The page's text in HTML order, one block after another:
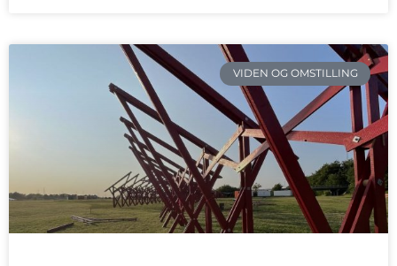
VIDEN OG OMSTILLING